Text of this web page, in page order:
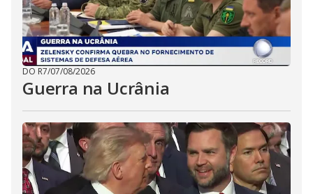
DO R7/07/08/2026
Guerra na Ucrânia